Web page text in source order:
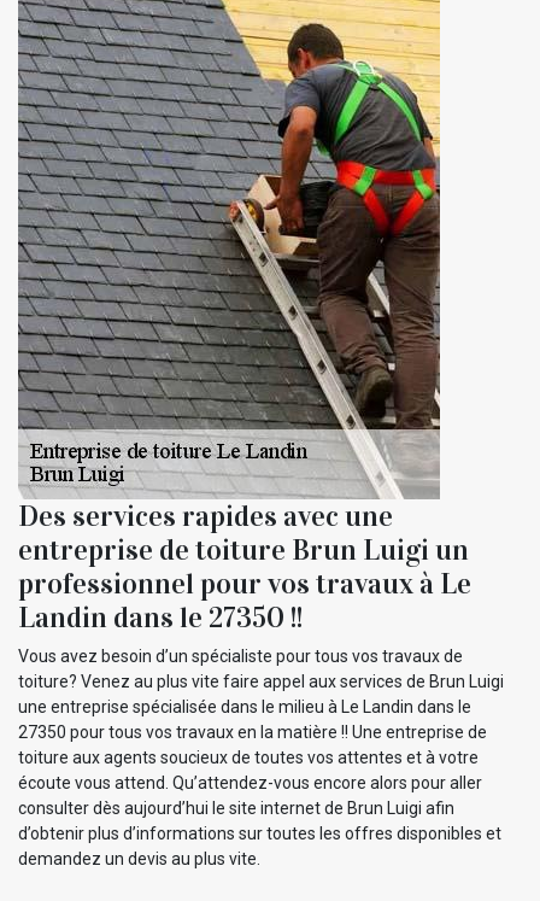
Des services rapides avec une
entreprise de toiture Brun Luigi un
professionnel pour vos travaux à Le
Landin dans le 27350 !!
Vous avez besoin d’un spécialiste pour tous vos travaux de
toiture? Venez au plus vite faire appel aux services de Brun Luigi
une entreprise spécialisée dans le milieu à Le Landin dans le
27350 pour tous vos travaux en la matière !! Une entreprise de
toiture aux agents soucieux de toutes vos attentes et à votre
écoute vous attend. Qu’attendez-vous encore alors pour aller
consulter dès aujourd’hui le site internet de Brun Luigi afin
d’obtenir plus d’informations sur toutes les offres disponibles et
demandez un devis au plus vite.